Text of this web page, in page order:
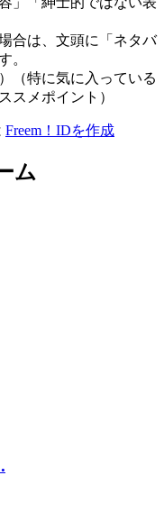
合は、文頭に「ネタバ
。
（特に気に入っている
スメポイント）
Freem！IDを作成
ム